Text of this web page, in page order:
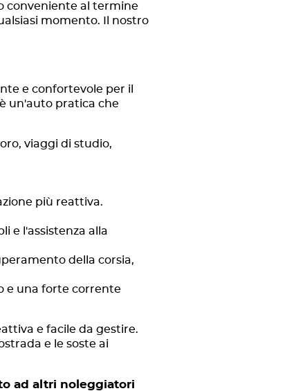
conveniente al termine
momento. Il nostro
e confortevole per il
un'auto pratica che
viaggi di studio,
più reattiva.
e l'assistenza alla
della corsia,
e una forte corrente
e facile da gestire.
e le soste ai
ad altri noleggiatori